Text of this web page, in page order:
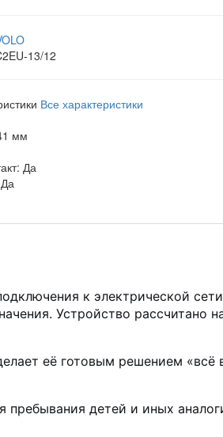
13/12
Все характеристики
мм
Да
Да
к электрической
Устройство рассчитано
её готовым решением
пребывания детей и иных